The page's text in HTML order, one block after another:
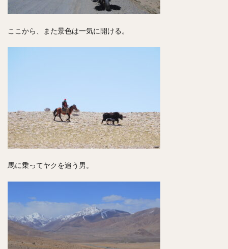
ここから、また景色は一気に開ける。
馬に乗ってヤクを追う男。